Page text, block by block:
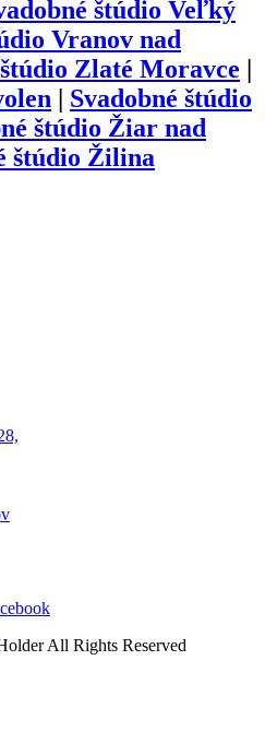
štúdio Veľký
Vranov nad
Zlaté Moravce
Svadobné štúdio
štúdio Žiar nad
štúdio Žilina
All Rights Reserved